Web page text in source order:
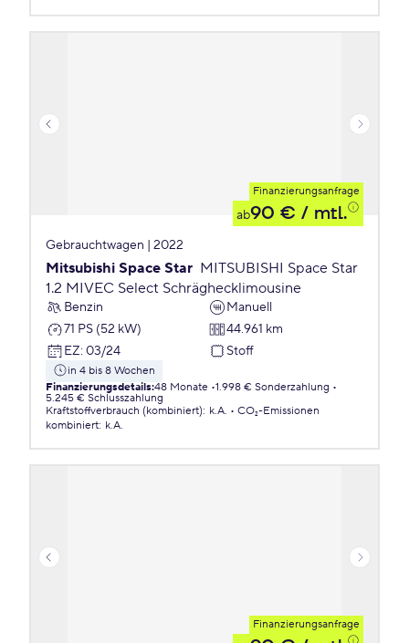
Finanzierungsanfrage
ab90 € / mtl.
Gebrauchtwagen | 2022
Mitsubishi Space Star MITSUBISHI Space Star
1.2 MIVEC Select Schräghecklimousine
Benzin
Manuell
71 PS (52 kW)
44.961 km
EZ: 03/24 Stoff
in 4 bis 8 Wochen
Finanzierungsdetails:48 Monate 1.998 € Sonderzahlung
5.245 € Schlusszahlung
Kraftstoffverbrauch (kombiniert): k.A.
CO₂-Emissionen
kombiniert: k.A.
Finanzierungsanfrage